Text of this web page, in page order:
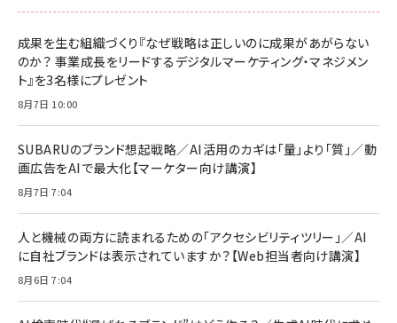
成果を生む組織づくり『なぜ戦略は正しいのに成果があがらない
のか？ 事業成長をリードするデジタルマーケティング・マネジメン
ト』を3名様にプレゼント
8月7日 10:00
SUBARUのブランド想起戦略／AI活用のカギは「量」より「質」／動
画広告をAIで最大化【マーケター向け講演】
8月7日 7:04
人と機械の両方に読まれるための「アクセシビリティツリー」／AI
に自社ブランドは表示されていますか？【Web担当者向け講演】
8月6日 7:04